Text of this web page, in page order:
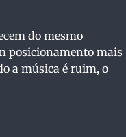
do mesmo
posicionamento mais
a música é ruim, o